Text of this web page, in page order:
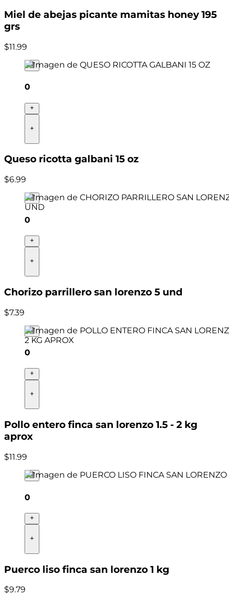
Miel de abejas picante mamitas honey 195
grs
$11.99
0
Queso ricotta galbani 15 oz
$6.99
0
Chorizo parrillero san lorenzo 5 und
$7.39
0
Pollo entero finca san lorenzo 1.5 - 2 kg
aprox
$11.99
0
Puerco liso finca san lorenzo 1 kg
$9.79